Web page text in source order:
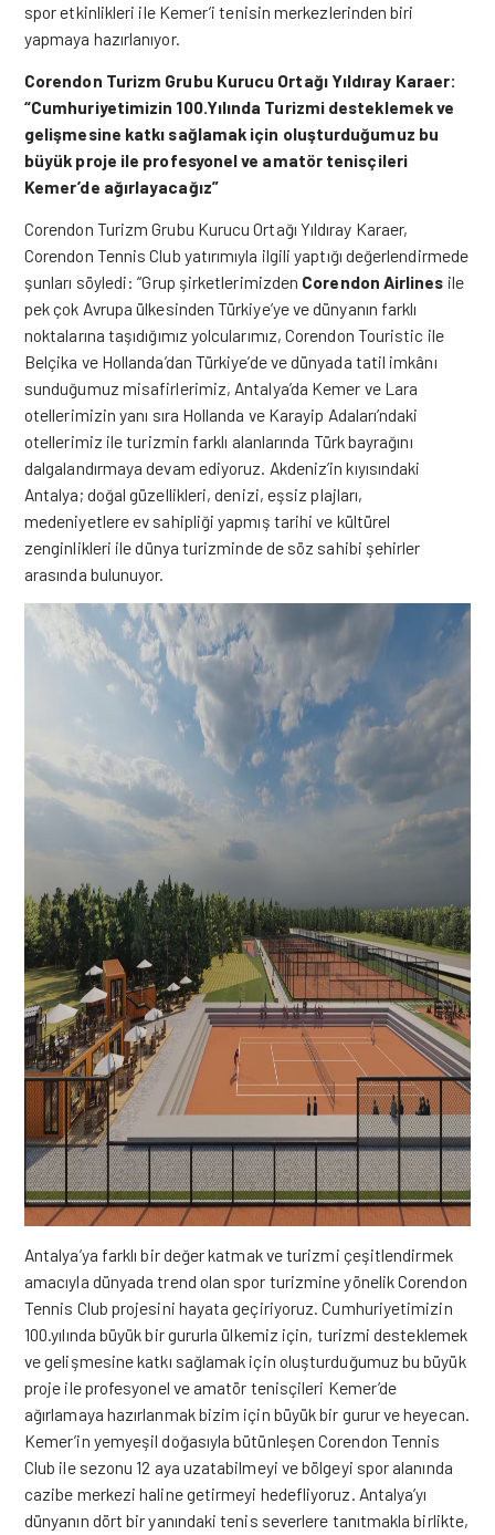
spor etkinlikleri ile Kemer’i tenisin merkezlerinden biri
yapmaya hazırlanıyor.
Corendon Turizm Grubu Kurucu Ortağı Yıldıray Karaer:
“Cumhuriyetimizin 100.Yılında Turizmi desteklemek ve
gelişmesine katkı sağlamak için oluşturduğumuz bu
büyük proje ile profesyonel ve amatör tenisçileri
Kemer’de ağırlayacağız”
Corendon Turizm Grubu Kurucu Ortağı Yıldıray Karaer,
Corendon Tennis Club yatırımıyla ilgili yaptığı değerlendirmede
şunları söyledi: “Grup şirketlerimizden Corendon Airlines ile
pek çok Avrupa ülkesinden Türkiye’ye ve dünyanın farklı
noktalarına taşıdığımız yolcularımız, Corendon Touristic ile
Belçika ve Hollanda’dan Türkiye’de ve dünyada tatil imkânı
sunduğumuz misafirlerimiz, Antalya’da Kemer ve Lara
otellerimizin yanı sıra Hollanda ve Karayip Adaları’ndaki
otellerimiz ile turizmin farklı alanlarında Türk bayrağını
dalgalandırmaya devam ediyoruz. Akdeniz’in kıyısındaki
Antalya; doğal güzellikleri, denizi, eşsiz plajları,
medeniyetlere ev sahipliği yapmış tarihi ve kültürel
zenginlikleri ile dünya turizminde de söz sahibi şehirler
arasında bulunuyor.
Antalya’ya farklı bir değer katmak ve turizmi çeşitlendirmek
amacıyla dünyada trend olan spor turizmine yönelik Corendon
Tennis Club projesini hayata geçiriyoruz. Cumhuriyetimizin
100.yılında büyük bir gururla ülkemiz için, turizmi desteklemek
ve gelişmesine katkı sağlamak için oluşturduğumuz bu büyük
proje ile profesyonel ve amatör tenisçileri Kemer’de
ağırlamaya hazırlanmak bizim için büyük bir gurur ve heyecan.
Kemer’in yemyeşil doğasıyla bütünleşen Corendon Tennis
Club ile sezonu 12 aya uzatabilmeyi ve bölgeyi spor alanında
cazibe merkezi haline getirmeyi hedefliyoruz. Antalya’yı
dünyanın dört bir yanındaki tenis severlere tanıtmakla birlikte,